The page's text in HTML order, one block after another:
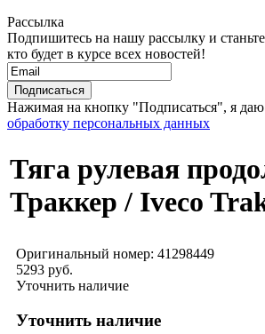
Рассылка
Подпишитесь на нашу рассылку и
кто будет в курсе всех новостей!
Нажимая на кнопку "Подписаться", я даю
обработку персональных данных
Тяга рулевая
Траккер / Iveco
Оригинальный номер: 41298449
5293 руб.
Уточнить наличие
Уточнить наличие